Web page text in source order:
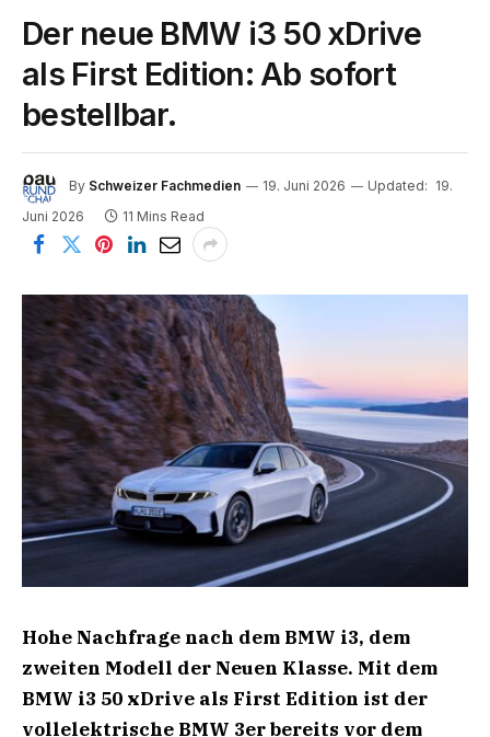
Der neue BMW i3 50 xDrive
als First Edition: Ab sofort
bestellbar.
By Schweizer Fachmedien 19. Juni 2026 Updated: 19.
Juni 2026
11 Mins Read
Hohe Nachfrage nach dem BMW i3, dem
zweiten Modell der Neuen Klasse. Mit dem
BMW i3 50 xDrive als First Edition ist der
vollelektrische BMW 3er bereits vor dem